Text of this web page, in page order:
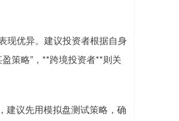
现优异。建议投资者根据自身
策略”，**跨境投资者**则关
建议先用模拟盘测试策略，确